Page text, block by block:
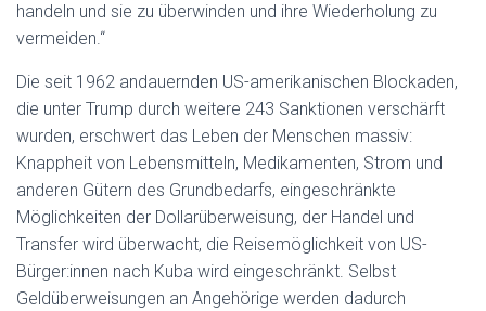
handeln und sie zu überwinden und ihre Wiederholung zu
vermeiden.“
Die seit 1962 andauernden US-amerikanischen Blockaden,
die unter Trump durch weitere 243 Sanktionen verschärft
wurden, erschwert das Leben der Menschen massiv:
Knappheit von Lebensmitteln, Medikamenten, Strom und
anderen Gütern des Grundbedarfs, eingeschränkte
Möglichkeiten der Dollarüberweisung, der Handel und
Transfer wird überwacht, die Reisemöglichkeit von US-
Bürger:innen nach Kuba wird eingeschränkt. Selbst
Geldüberweisungen an Angehörige werden dadurch